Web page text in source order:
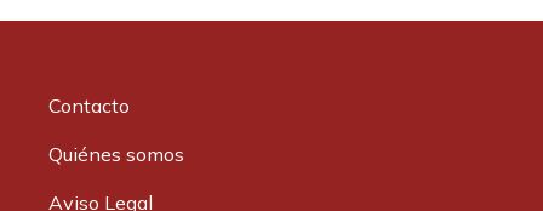
Contacto
Quiénes somos
Aviso Legal